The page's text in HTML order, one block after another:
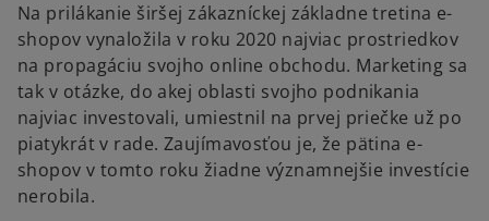
Na prilákanie širšej zákazníckej základne tretina e-
shopov vynaložila v roku 2020 najviac prostriedkov
na propagáciu svojho online obchodu. Marketing sa
tak v otázke, do akej oblasti svojho podnikania
najviac investovali, umiestnil na prvej priečke už po
piatykrát v rade. Zaujímavosťou je, že pätina e-
shopov v tomto roku žiadne významnejšie investície
nerobila.